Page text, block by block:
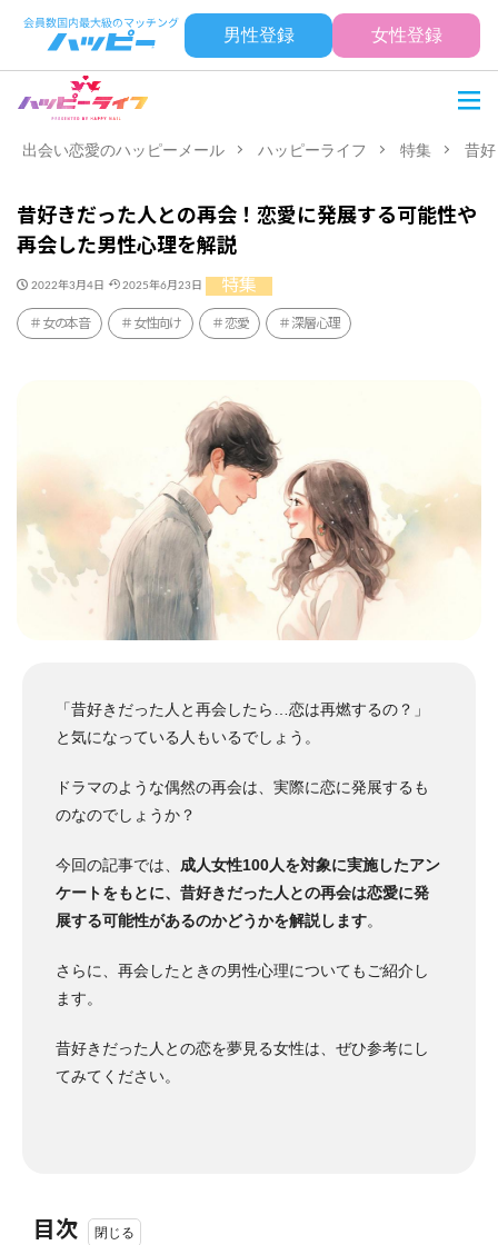
男性登録 女性登録
出会い恋愛のハッピーメール ハッピーライフ 特集 昔
昔好きだった人との再会！恋愛に発展する可能性や
再会した男性心理を解説
2022年3月4日 2025年6月23日 特集
女の本音 女性向け 恋愛 深層心理
「昔好きだった人と再会したら…恋は再燃するの？」
と気になっている人もいるでしょう。
ドラマのような偶然の再会は、実際に恋に発展するも
のなのでしょうか？
今回の記事では、 成人女性100人を対象に実施したアン
ケートをもとに、昔好きだった人との再会は恋愛に発
展する可能性があるのかどうかを解説します。
さらに、再会したときの男性心理についてもご紹介し
ます。
昔好きだった人との恋を夢見る女性は、ぜひ参考にし
てみてください。
目次